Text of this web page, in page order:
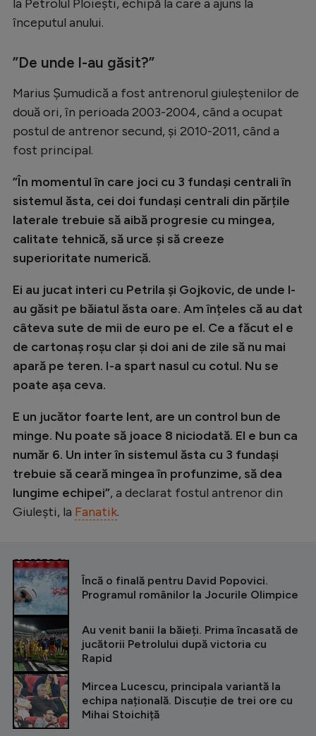
Clasamente
Tenis
Handbal
Natație
Formula 1
Gimnastică
Auto
Rugby
Ciclism
Alte sporturi
JO 2024
JO 2026
Intră în cont
Creează cont
la Petrolul Ploiești, echipă la care a ajuns la
începutul anului.
”De unde l-au găsit?”
Marius Șumudică a fost antrenorul giuleștenilor de
două ori, în perioada 2003-2004, când a ocupat
postul de antrenor secund, și 2010-2011, când a
fost principal.
”În momentul în care joci cu 3 fundași centrali în
sistemul ăsta, cei doi fundași centrali din părțile
laterale trebuie să aibă progresie cu mingea,
calitate tehnică, să urce și să creeze
superioritate numerică.
Ei au jucat interi cu Petrila și Gojkovic, de unde l-
au găsit pe băiatul ăsta oare. Am înțeles că au dat
câteva sute de mii de euro pe el. Ce a făcut el e
de cartonaș roșu clar și doi ani de zile să nu mai
apară pe teren. I-a spart nasul cu cotul. Nu se
poate așa ceva.
E un jucător foarte lent, are un control bun de
minge. Nu poate să joace 8 niciodată. El e bun ca
număr 6. Un inter în sistemul ăsta cu 3 fundași
trebuie să ceară mingea în profunzime, să dea
lungime echipei”, a declarat fostul antrenor din
Giulești, la Fanatik.
CITEȘTE ȘI
Încă o finală pentru David Popovici.
Programul românilor la Jocurile Olimpice
Au venit banii la băieți. Prima încasată de
jucătorii Petrolului după victoria cu
Rapid
Mircea Lucescu, principala variantă la
echipa națională. Discuție de trei ore cu
Mihai Stoichiță